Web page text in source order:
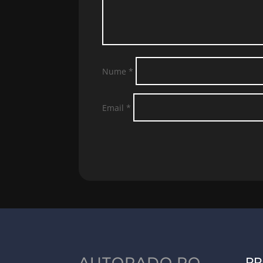
Nume *
Email *